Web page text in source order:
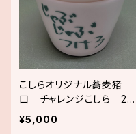
こしらオリジナル蕎麦猪
口 チャレンジこしら 202
1年9月分作品、こしらサイン
入り手ぬぐいセット
¥5,000